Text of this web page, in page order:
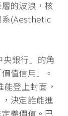
的波浪，核
系(Aesthetic
銀行」的角
值信用」。
登上封面，
決定誰能進
義價值。巴